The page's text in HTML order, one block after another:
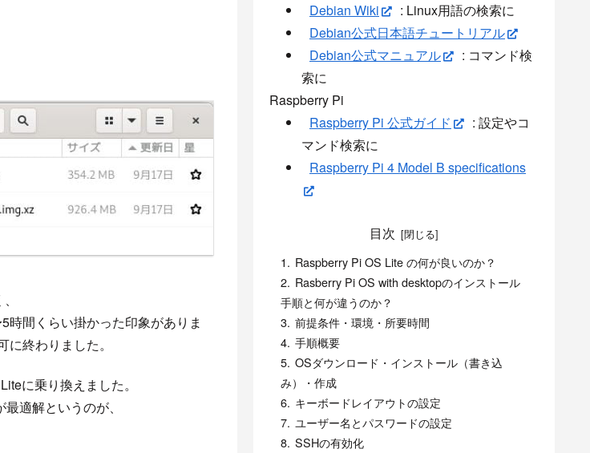
間くらい掛かった印象がありま
終わりました。
に乗り換えました。
適解というのが、
Debian Wiki
: Linux用語の検索に
Debian公式日本語チュートリアル
Debian公式マニュアル
: コマンド検
索に
Raspberry Pi
Raspberry Pi 公式ガイド
: 設定やコ
マンド検索に
Raspberry Pi 4 Model B specifications
目次
Raspberry Pi OS Lite の何が良いのか？
Rasberry Pi OS with desktopのインストール
手順と何が違うのか？
前提条件・環境・所要時間
手順概要
OSダウンロード・インストール（書き込
み）・作成
キーボードレイアウトの設定
ユーザー名とパスワードの設定
SSHの有効化